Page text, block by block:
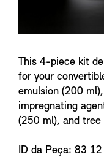
This 4-piece kit
for your
emulsion (200
impregnating
(250 ml), and
ID da Peça: 83